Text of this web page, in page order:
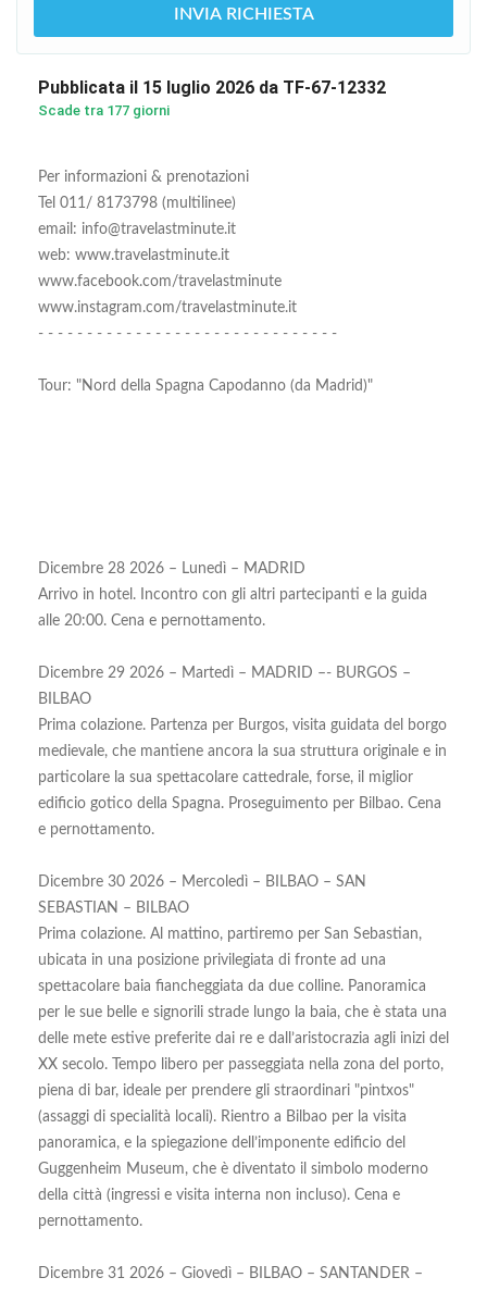
INVIA RICHIESTA
Pubblicata il 15 luglio 2026 da TF-67-12332
Scade tra 177 giorni
Per informazioni & prenotazioni
Tel 011/ 8173798 (multilinee)
email: info@travelastminute.it
web: www.travelastminute.it
www.facebook.com/travelastminute
www.instagram.com/travelastminute.it
- - - - - - - - - - - - - - - - - - - - - - - - - - - - - - -
Tour: "Nord della Spagna Capodanno (da Madrid)"
Dicembre 28 2026 – Lunedì – MADRID
Arrivo in hotel. Incontro con gli altri partecipanti e la guida
alle 20:00. Cena e pernottamento.
Dicembre 29 2026 – Martedì – MADRID –- BURGOS –
BILBAO
Prima colazione. Partenza per Burgos, visita guidata del borgo
medievale, che mantiene ancora la sua struttura originale e in
particolare la sua spettacolare cattedrale, forse, il miglior
edificio gotico della Spagna. Proseguimento per Bilbao. Cena
e pernottamento.
Dicembre 30 2026 – Mercoledì – BILBAO – SAN
SEBASTIAN – BILBAO
Prima colazione. Al mattino, partiremo per San Sebastian,
ubicata in una posizione privilegiata di fronte ad una
spettacolare baia fiancheggiata da due colline. Panoramica
per le sue belle e signorili strade lungo la baia, che è stata una
delle mete estive preferite dai re e dall’aristocrazia agli inizi del
XX secolo. Tempo libero per passeggiata nella zona del porto,
piena di bar, ideale per prendere gli straordinari "pintxos"
(assaggi di specialità locali). Rientro a Bilbao per la visita
panoramica, e la spiegazione dell’imponente edificio del
Guggenheim Museum, che è diventato il simbolo moderno
della città (ingressi e visita interna non incluso). Cena e
pernottamento.
Dicembre 31 2026 – Giovedì – BILBAO – SANTANDER –